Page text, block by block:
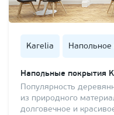
Karelia Напольное
Напольные покрытия
Популярность
из природного
долговечное и